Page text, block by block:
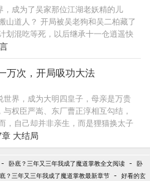
天，大佬拒绝了她的投喂，还露出
笑容，危险的眼神让唐小囡红了脸。
【苏甜+巨爽+温馨+双洁】
观看。
，成为了吴家那位江湖老妖精的儿
山道人？ 开局被吴老狗和吴二柏藏了
划混吃等死，以后继承十一仓逍遥快
为搬山诅咒日渐衰弱而大限将至，
的吴钰终于忍不住站了出来。 “既然青
，那就以我三尺剑峰，斩尽前路一
开天门！” （多个世界融合，先从盗墓
世界：终极一班、终极一家、一人之
僵约） （简介短小无力，请各位看官
万次，开局吸功大法
世界，成为大明四皇子，母亲是万贵
与权臣严嵩、东厂曹正淳相互勾结，
，自己却并非亲生，而是狸猫换太子
稳地位的工具。 内忧外患之下，朱
。 系统，每天都可以抽取自己的开局
的时间，抽取了一万次，终于抽到
大结局
- 卧底？三年又三年我成了魔道掌教全文阅读 - 卧
？三年又三年我成了魔道掌教最新章节 - 好看的玄